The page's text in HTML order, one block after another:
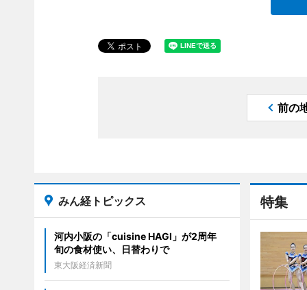
前の
特集
みん経トピックス
河内小阪の「cuisine HAGI」が2周年
旬の食材使い、日替わりで
東大阪経済新聞